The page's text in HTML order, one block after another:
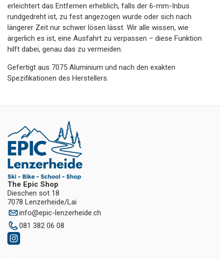
erleichtert das Entfernen erheblich, falls der 6-mm-Inbus
rundgedreht ist, zu fest angezogen wurde oder sich nach
längerer Zeit nur schwer lösen lässt. Wir alle wissen, wie
ärgerlich es ist, eine Ausfahrt zu verpassen – diese Funktion
hilft dabei, genau das zu vermeiden.
Gefertigt aus 7075 Aluminium und nach den exakten
Spezifikationen des Herstellers.
The Epic Shop
Dieschen sot 18
7078 Lenzerheide/Lai
info@epic-lenzerheide.ch
081 382 06 08